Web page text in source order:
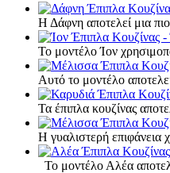
Έπιπλα
Η Δάφνη αποτελεί μια
Έπιπλα Κουζίνας -
Το μοντέλο Ίον
Έπιπλα
Αυτό το μοντέλο
Έπιπλα
Τα έπιπλα κουζίνας
Έπιπλα
Η γυαλιστερή επιφάνεια
Έπιπλα
Το μοντέλο Αλέα